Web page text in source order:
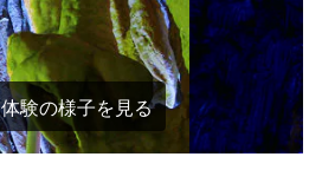
体験の様子を見る